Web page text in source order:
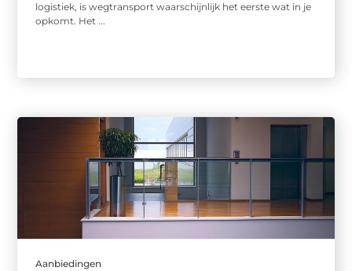
logistiek, is wegtransport waarschijnlijk het eerste wat in je
opkomt. Het ...
Aanbiedingen